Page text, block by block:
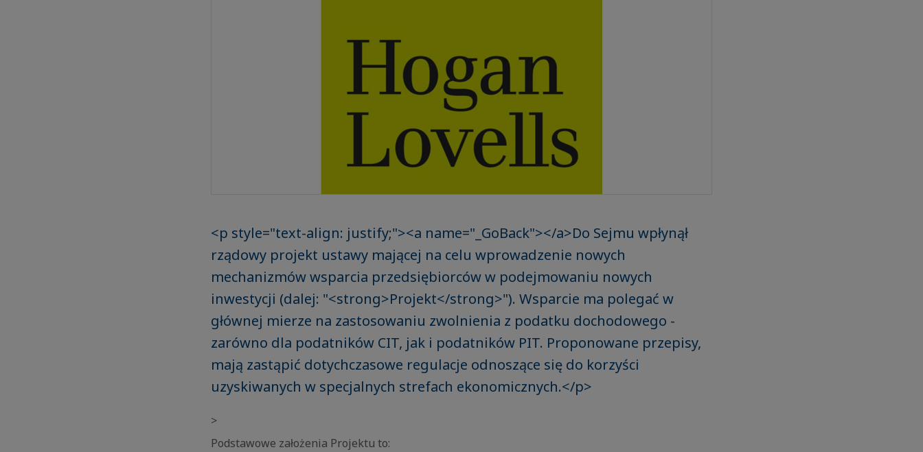
<p style="text-align: justify;"><a name="_GoBack"></a>Do Sejmu wpłynął
rządowy projekt ustawy mającej na celu wprowadzenie nowych
mechanizmów wsparcia przedsiębiorców w podejmowaniu nowych
inwestycji (dalej: "<strong>Projekt</strong>"). Wsparcie ma polegać w
głównej mierze na zastosowaniu zwolnienia z podatku dochodowego -
zarówno dla podatników CIT, jak i podatników PIT. Proponowane przepisy,
mają zastąpić dotychczasowe regulacje odnoszące się do korzyści
uzyskiwanych w specjalnych strefach ekonomicznych.</p>
>
Podstawowe założenia Projektu to: